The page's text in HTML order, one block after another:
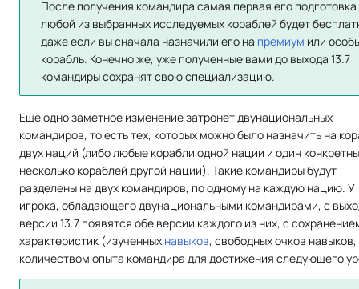
После получения командира самая первая его подготовка
любой из выбранных исследуемых кораблей будет
даже если вы сначала назначили его на премиум или
корабль. Конечно же, уже полученные вами до выхода 13.7
командиры сохранят свою специализацию.
Ещё одно заметное изменение затронет двунациональных
командиров, то есть тех, которых можно было назначить на
двух наций (либо любые корабли одной нации и один
несколько кораблей другой нации). Такие командиры будут
разделены на двух командиров, по одному на каждую нацию. У
игрока, обладающего двунациональными командирами, с
версии 13.7 появятся обе версии каждого из них, с
характеристик (изученных навыков, свободных очков навыков,
количеством опыта командира для достижения следующего